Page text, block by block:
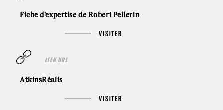
Fiche d'expertise de Robert Pellerin
VISITER
LIEN URL
AtkinsRéalis
VISITER